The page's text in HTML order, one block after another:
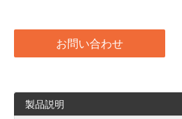
お問い合わせ
製品説明